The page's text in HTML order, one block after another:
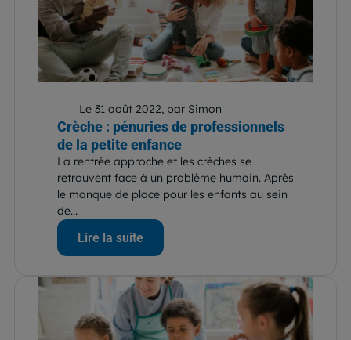
Le 31 août 2022, par Simon
Crèche : pénuries de professionnels
de la petite enfance
La rentrée approche et les crèches se
retrouvent face à un problème humain. Après
le manque de place pour les enfants au sein
de...
Lire la suite